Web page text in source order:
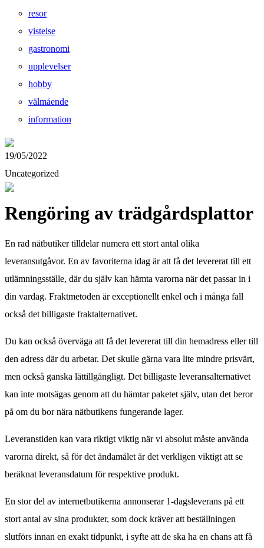
resor
vistelse
gastronomi
upplevelser
hobby
välmående
information
19/05/2022
Uncategorized
Rengöring av trädgårdsplattor
En rad nätbutiker tilldelar numera ett stort antal olika
leveransutgåvor. En av favoriterna idag är att få det levererat till ett
utlämningsställe, där du själv kan hämta varorna när det passar in i
din vardag. Fraktmetoden är exceptionellt enkel och i många fall
också det billigaste fraktalternativet.
Du kan också överväga att få det levererat till din hemadress eller till
den adress där du arbetar. Det skulle gärna vara lite mindre prisvärt,
men också ganska lättillgängligt. Det billigaste leveransalternativet
kan inte motsägas genom att du hämtar paketet själv, utan det beror
på om du bor nära nätbutikens fungerande lager.
Leveranstiden kan vara riktigt viktig när vi absolut måste använda
varorna direkt, så för det ändamålet är det verkligen viktigt att se
beräknat leveransdatum för respektive produkt.
En stor del av internetbutikerna annonserar 1-dagsleverans på ett
stort antal av sina produkter, som dock kräver att beställningen
slutförs innan en exakt tidpunkt, i syfte att de ska ha en chans att få